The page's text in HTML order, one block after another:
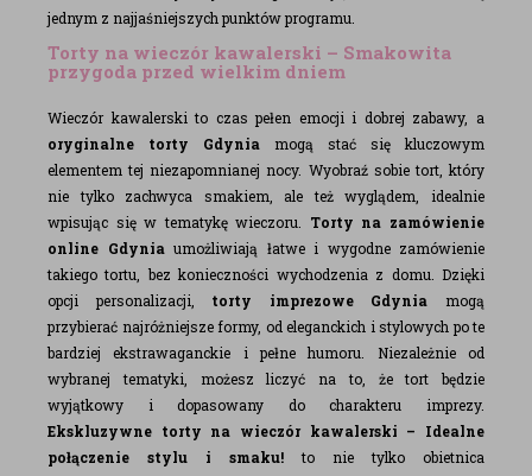
jednym z najjaśniejszych punktów programu.
Torty na wieczór kawalerski – Smakowita
przygoda przed wielkim dniem
Wieczór kawalerski to czas pełen emocji i dobrej zabawy, a
oryginalne torty Gdynia mogą stać się kluczowym
elementem tej niezapomnianej nocy. Wyobraź sobie tort, który
nie tylko zachwyca smakiem, ale też wyglądem, idealnie
wpisując się w tematykę wieczoru. Torty na zamówienie
online Gdynia umożliwiają łatwe i wygodne zamówienie
takiego tortu, bez konieczności wychodzenia z domu. Dzięki
opcji personalizacji, torty imprezowe Gdynia mogą
przybierać najróżniejsze formy, od eleganckich i stylowych po te
bardziej ekstrawaganckie i pełne humoru. Niezależnie od
wybranej tematyki, możesz liczyć na to, że tort będzie
wyjątkowy i dopasowany do charakteru imprezy.
Ekskluzywne torty na wieczór kawalerski – Idealne
połączenie stylu i smaku! to nie tylko obietnica